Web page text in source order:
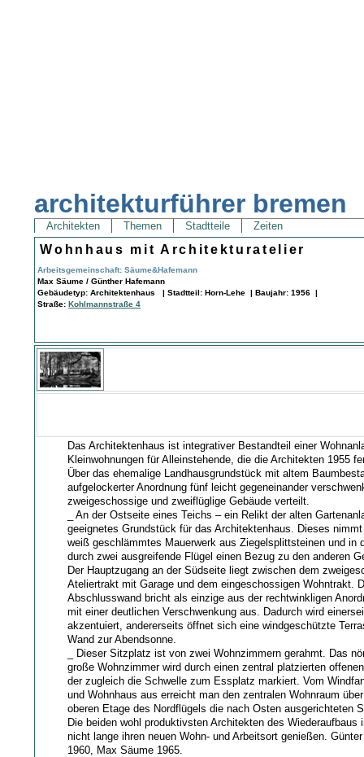
architekturführer bremen
Architekten Themen Stadtteile Zeiten
Wohnhaus mit Architekturatelier
Arbeitsgemeinschaft: Säume&Hafemann
Max Säume / Günther Hafemann
Gebäudetyp: Architektenhaus | Stadtteil: Horn-Lehe | Baujahr: 1956 |
Straße:Kohlmannstraße 4
Das Architektenhaus ist integrativer Bestandteil einer
Kleinwohnungen für Alleinstehende, die die Architekten 1955
Über das ehemalige Landhausgrundstück mit altem
aufgelockerter Anordnung fünf leicht gegeneinander
zweigeschossige und zweiflüglige Gebäude verteilt.
_ An der Ostseite eines Teichs – ein Relikt der alten
geeignetes Grundstück für das Architektenhaus. Dieses
weiß geschlämmtes Mauerwerk aus Ziegelsplittsteinen und in
durch zwei ausgreifende Flügel einen Bezug zu den anderen
Der Hauptzugang an der Südseite liegt zwischen dem
Ateliertrakt mit Garage und dem eingeschossigen Wohntrakt.
Abschlusswand bricht als einzige aus der rechtwinkligen
mit einer deutlichen Verschwenkung aus. Dadurch wird
akzentuiert, andererseits öffnet sich eine windgeschützte
Wand zur Abendsonne.
_ Dieser Sitzplatz ist von zwei Wohnzimmern gerahmt. Das
große Wohnzimmer wird durch einen zentral platzierten
der zugleich die Schwelle zum Essplatz markiert. Vom
und Wohnhaus aus erreicht man den zentralen Wohnraum
oberen Etage des Nordflügels die nach Osten ausgerichteten
Die beiden wohl produktivsten Architekten des Wiederaufbaus
nicht lange ihren neuen Wohn- und Arbeitsort genießen.
1960, Max Säume 1965.